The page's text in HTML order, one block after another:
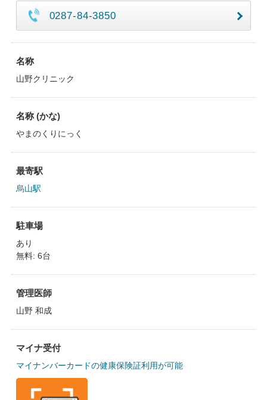
0287-84-3850
名称
山野クリニック
名称 (かな)
やまのくりにっく
最寄駅
烏山駅
駐車場
あり
無料: 6台
管理医師
山野 和成
マイナ受付
マイナンバーカードの健康保険証利用が可能